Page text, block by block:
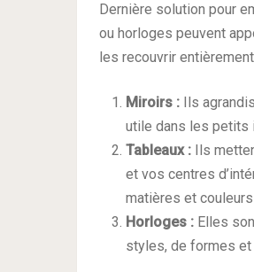
Dernière solution pour
ou horloges peuvent
les recouvrir
Miroirs : Ils
utile dans les petits
Tableaux : Ils
et vos centres
matières et
Horloges : Elles
styles, de formes et